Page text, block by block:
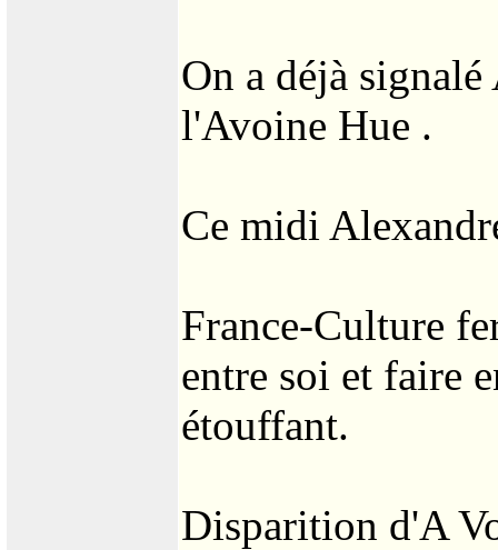
On a déjà
l'Avoine Hue .
Ce midi
France-Culture
entre soi et faire
étouffant.
Disparition d'A